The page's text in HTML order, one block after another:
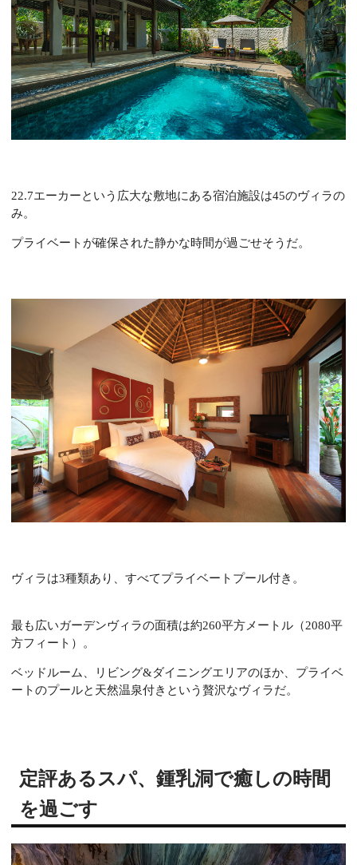
22.7エーカーという広大な敷地にある宿泊施設は45のヴィラの
み。
プライベートが確保された静かな時間が過ごせそうだ。
ヴィラは3種類あり、すべてプライベートプール付き。
最も広いガーデンヴィラの面積は約260平方メートル（2080平
方フィート）。
ベッドルーム、リビング&ダイニングエリアのほか、プライベ
ートのプールと天然温泉付きという贅沢なヴィラだ。
定評あるスパ、鍾乳洞で癒しの時間
を過ごす